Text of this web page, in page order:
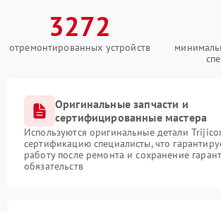
3272
отремонтированных устройств
Оригинальные запчасти и
сертифицированные мастера
Используются оригинальные детали
сертификацию специалисты, что
работу после ремонта и сохранение
обязательств